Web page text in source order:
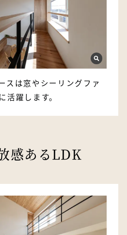
スは窓やシーリングファ
活躍します。
感あるLDK